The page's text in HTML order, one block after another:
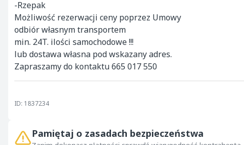
-Rzepak
Możliwość rezerwacji ceny poprzez Umowy
odbiór własnym transportem
min. 24T. ilości samochodowe !!!
lub dostawa własna pod wskazany adres.
Zapraszamy do kontaktu 665 017 550
ID: 1837234
Pamiętaj o zasadach bezpieczeństwa